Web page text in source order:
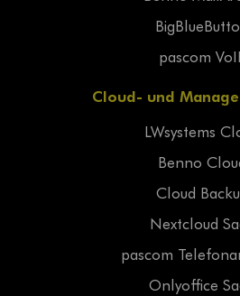
pascom
Cloud- und
LWsystems
Benno
Cloud
Nextcloud
pascom
Onlyoffice